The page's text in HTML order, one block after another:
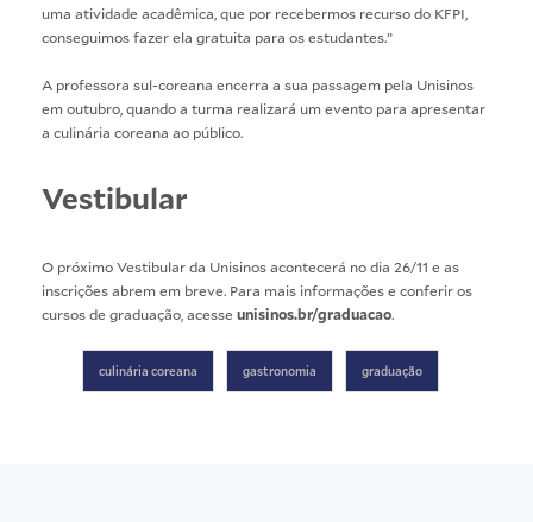
uma atividade acadêmica, que por recebermos recurso do KFPI,
conseguimos fazer ela gratuita para os estudantes.”
A professora sul-coreana encerra a sua passagem pela Unisinos
em outubro, quando a turma realizará um evento para apresentar
a culinária coreana ao público.
Vestibular
O próximo Vestibular da Unisinos acontecerá no dia 26/11 e as
inscrições abrem em breve. Para mais informações e conferir os
cursos de graduação, acesse unisinos.br/graduacao.
culinária coreana gastronomia graduação